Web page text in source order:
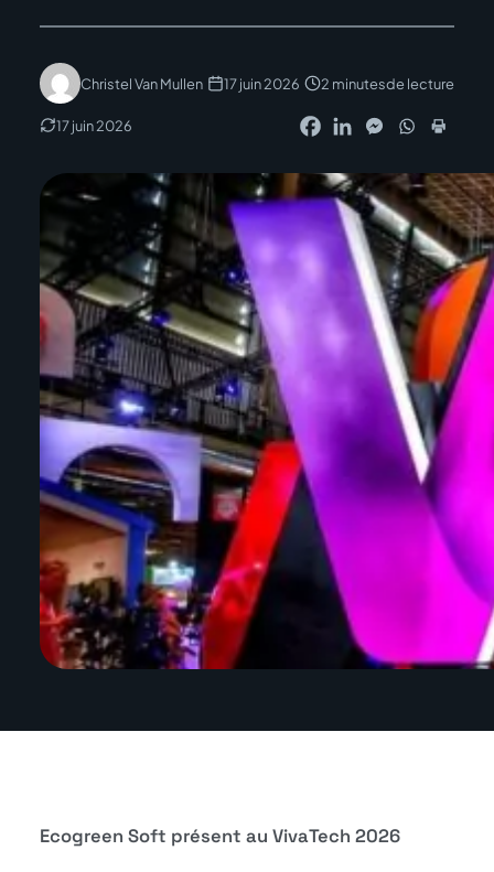
Christel Van Mullen 17 juin 2026 2 minutesde lecture
17 juin 2026
Ecogreen Soft présent au VivaTech 2026